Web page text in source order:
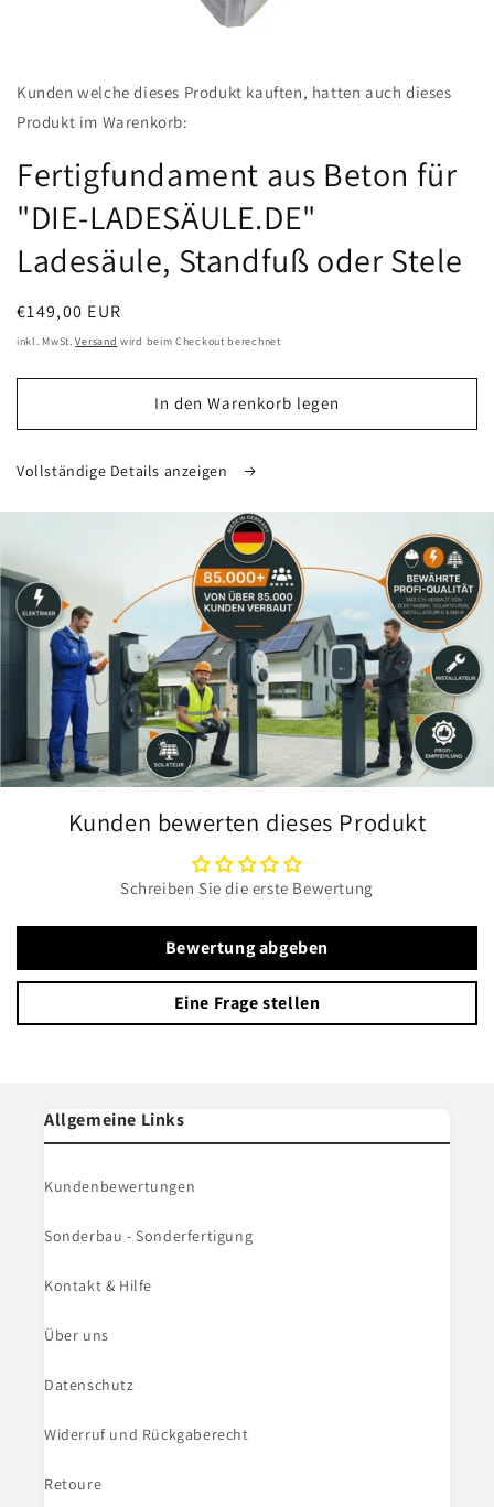
in
öffnen
Kunden welche dieses Produkt kauften, hatten auch dieses
Produkt im Warenkorb:
Fertigfundament aus Beton für
"DIE-LADESÄULE.DE"
Ladesäule, Standfuß oder Stele
Normaler
Preis
€149,00 EUR
inkl. MwSt.Versand wird beim Checkout berechnet
In den Warenkorb legen
Vollständige Details anzeigen
Kunden bewerten dieses Produkt
Schreiben Sie die erste Bewertung
Bewertung abgeben
Eine Frage stellen
Allgemeine Links
Kundenbewertungen
Sonderbau - Sonderfertigung
Kontakt & Hilfe
Über uns
Datenschutz
Widerruf und Rückgaberecht
Retoure